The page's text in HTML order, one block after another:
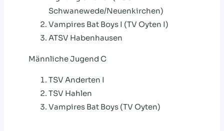
Schwanewede/Neuenkirchen)
Vampires Bat Boys I (TV Oyten I)
ATSV Habenhausen
Männliche Jugend C
TSV Anderten I
TSV Hahlen
Vampires Bat Boys (TV Oyten)